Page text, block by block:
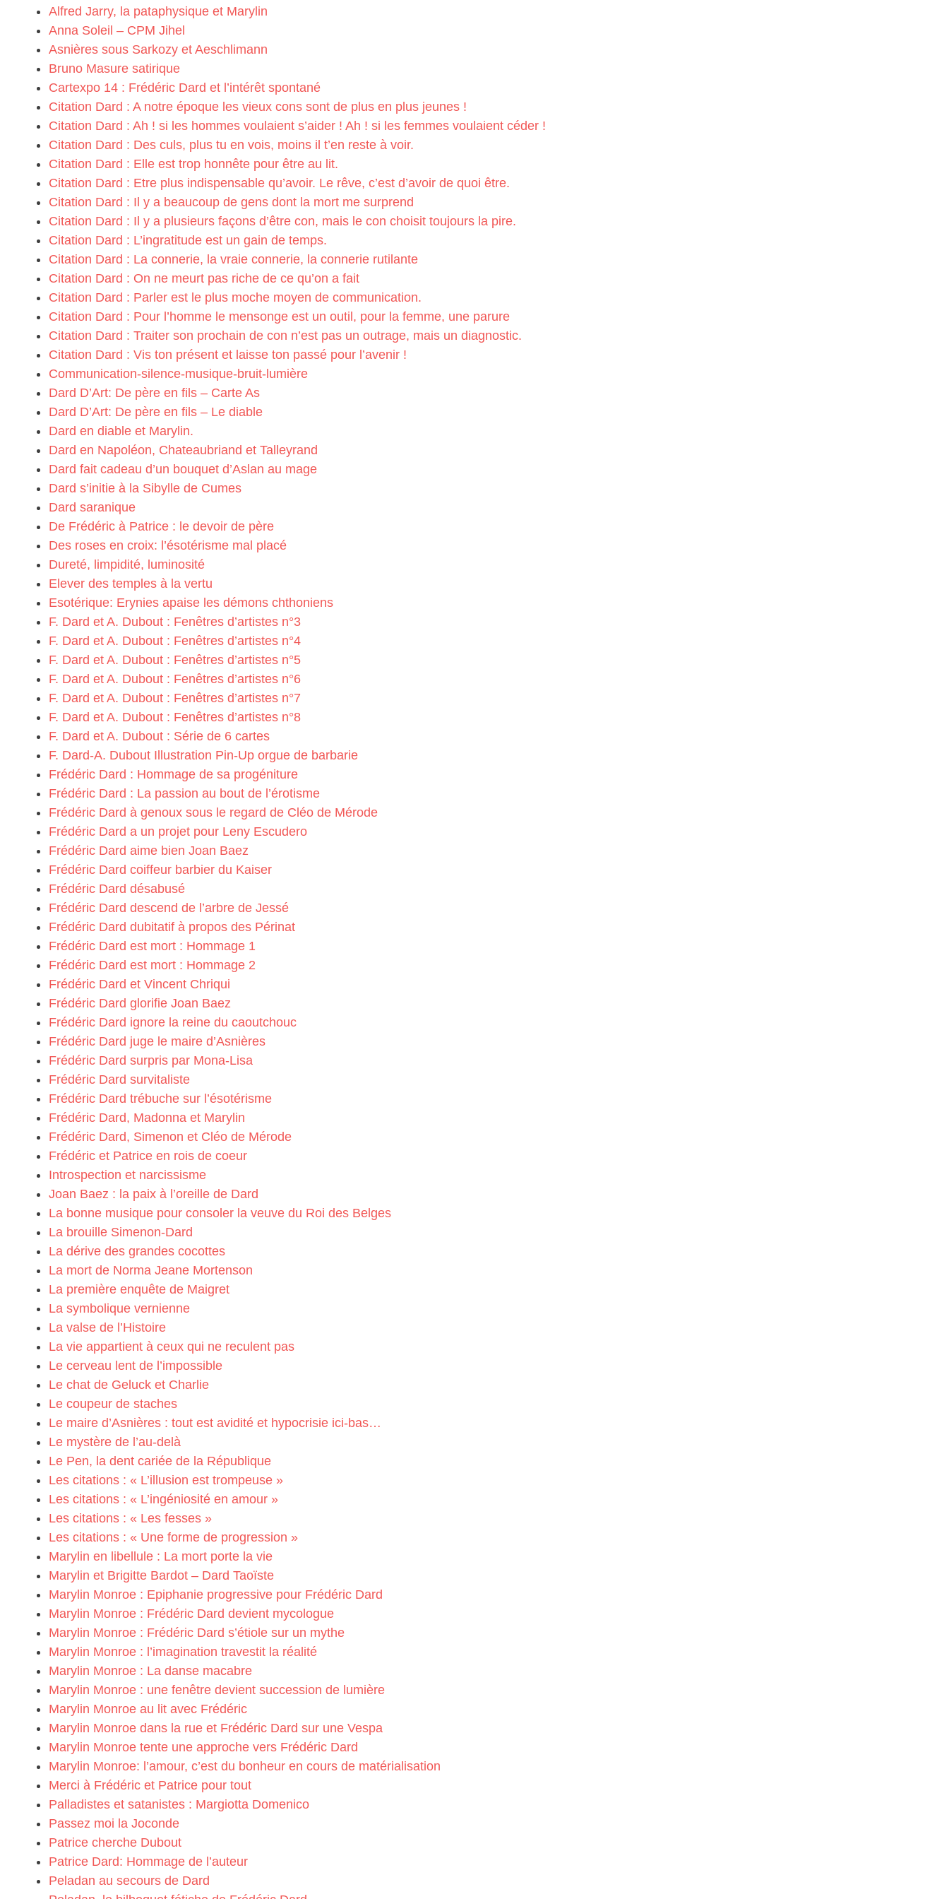
Alfred Jarry, la pataphysique et Marylin
Anna Soleil – CPM Jihel
Asnières sous Sarkozy et Aeschlimann
Bruno Masure satirique
Cartexpo 14 : Frédéric Dard et l’intérêt spontané
Citation Dard : A notre époque les vieux cons sont de plus en plus jeunes !
Citation Dard : Ah ! si les hommes voulaient s’aider ! Ah ! si les femmes voulaient céder !
Citation Dard : Des culs, plus tu en vois, moins il t’en reste à voir.
Citation Dard : Elle est trop honnête pour être au lit.
Citation Dard : Etre plus indispensable qu’avoir. Le rêve, c’est d’avoir de quoi être.
Citation Dard : Il y a beaucoup de gens dont la mort me surprend
Citation Dard : Il y a plusieurs façons d’être con, mais le con choisit toujours la pire.
Citation Dard : L’ingratitude est un gain de temps.
Citation Dard : La connerie, la vraie connerie, la connerie rutilante
Citation Dard : On ne meurt pas riche de ce qu’on a fait
Citation Dard : Parler est le plus moche moyen de communication.
Citation Dard : Pour l’homme le mensonge est un outil, pour la femme, une parure
Citation Dard : Traiter son prochain de con n’est pas un outrage, mais un diagnostic.
Citation Dard : Vis ton présent et laisse ton passé pour l’avenir !
Communication-silence-musique-bruit-lumière
Dard D’Art: De père en fils – Carte As
Dard D’Art: De père en fils – Le diable
Dard en diable et Marylin.
Dard en Napoléon, Chateaubriand et Talleyrand
Dard fait cadeau d’un bouquet d’Aslan au mage
Dard s’initie à la Sibylle de Cumes
Dard saranique
De Frédéric à Patrice : le devoir de père
Des roses en croix: l’ésotérisme mal placé
Dureté, limpidité, luminosité
Elever des temples à la vertu
Esotérique: Erynies apaise les démons chthoniens
F. Dard et A. Dubout : Fenêtres d’artistes n°3
F. Dard et A. Dubout : Fenêtres d’artistes n°4
F. Dard et A. Dubout : Fenêtres d’artistes n°5
F. Dard et A. Dubout : Fenêtres d’artistes n°6
F. Dard et A. Dubout : Fenêtres d’artistes n°7
F. Dard et A. Dubout : Fenêtres d’artistes n°8
F. Dard et A. Dubout : Série de 6 cartes
F. Dard-A. Dubout Illustration Pin-Up orgue de barbarie
Frédéric Dard : Hommage de sa progéniture
Frédéric Dard : La passion au bout de l’érotisme
Frédéric Dard à genoux sous le regard de Cléo de Mérode
Frédéric Dard a un projet pour Leny Escudero
Frédéric Dard aime bien Joan Baez
Frédéric Dard coiffeur barbier du Kaiser
Frédéric Dard désabusé
Frédéric Dard descend de l’arbre de Jessé
Frédéric Dard dubitatif à propos des Périnat
Frédéric Dard est mort : Hommage 1
Frédéric Dard est mort : Hommage 2
Frédéric Dard et Vincent Chriqui
Frédéric Dard glorifie Joan Baez
Frédéric Dard ignore la reine du caoutchouc
Frédéric Dard juge le maire d’Asnières
Frédéric Dard surpris par Mona-Lisa
Frédéric Dard survitaliste
Frédéric Dard trébuche sur l’ésotérisme
Frédéric Dard, Madonna et Marylin
Frédéric Dard, Simenon et Cléo de Mérode
Frédéric et Patrice en rois de coeur
Introspection et narcissisme
Joan Baez : la paix à l’oreille de Dard
La bonne musique pour consoler la veuve du Roi des Belges
La brouille Simenon-Dard
La dérive des grandes cocottes
La mort de Norma Jeane Mortenson
La première enquête de Maigret
La symbolique vernienne
La valse de l’Histoire
La vie appartient à ceux qui ne reculent pas
Le cerveau lent de l’impossible
Le chat de Geluck et Charlie
Le coupeur de staches
Le maire d’Asnières : tout est avidité et hypocrisie ici-bas…
Le mystère de l’au-delà
Le Pen, la dent cariée de la République
Les citations : « L’illusion est trompeuse »
Les citations : « L’ingéniosité en amour »
Les citations : « Les fesses »
Les citations : « Une forme de progression »
Marylin en libellule : La mort porte la vie
Marylin et Brigitte Bardot – Dard Taoïste
Marylin Monroe : Epiphanie progressive pour Frédéric Dard
Marylin Monroe : Frédéric Dard devient mycologue
Marylin Monroe : Frédéric Dard s’étiole sur un mythe
Marylin Monroe : l’imagination travestit la réalité
Marylin Monroe : La danse macabre
Marylin Monroe : une fenêtre devient succession de lumière
Marylin Monroe au lit avec Frédéric
Marylin Monroe dans la rue et Frédéric Dard sur une Vespa
Marylin Monroe tente une approche vers Frédéric Dard
Marylin Monroe: l’amour, c’est du bonheur en cours de matérialisation
Merci à Frédéric et Patrice pour tout
Palladistes et satanistes : Margiotta Domenico
Passez moi la Joconde
Patrice cherche Dubout
Patrice Dard: Hommage de l’auteur
Peladan au secours de Dard